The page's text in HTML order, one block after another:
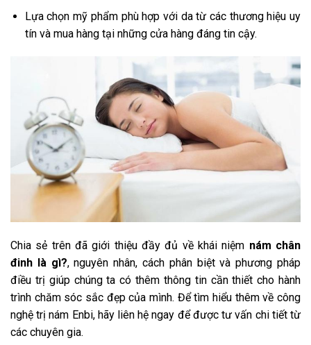
Lựa chọn mỹ phẩm phù hợp với da từ các thương hiệu uy
tín và mua hàng tại những cửa hàng đáng tin cậy.
Chia sẻ trên đã giới thiệu đầy đủ về khái niệm nám chân
đinh là gì?, nguyên nhân, cách phân biệt và phương pháp
điều trị giúp chúng ta có thêm thông tin cần thiết cho hành
trình chăm sóc sắc đẹp của mình. Để tìm hiểu thêm về công
nghệ trị nám Enbi, hãy liên hệ ngay để được tư vấn chi tiết từ
các chuyên gia.